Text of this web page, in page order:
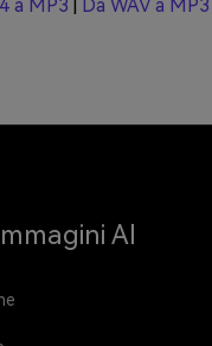
a MP3 Da WAV a MP3
AI